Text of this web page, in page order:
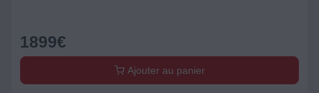
1899€
Ajouter au panier